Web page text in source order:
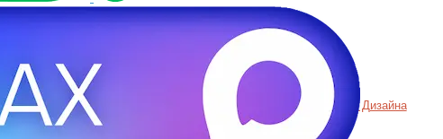
конфиденциальности
cookie
Пример Хорошего Дизайна